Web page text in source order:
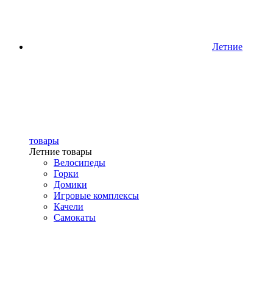
Летние
товары
Летние товары
Велосипеды
Горки
Домики
Игровые комплексы
Качели
Самокаты